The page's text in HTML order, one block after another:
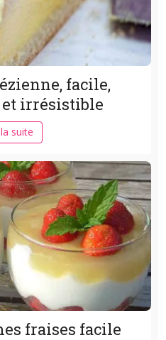
facile,
irrésistible
suite
fraises facile